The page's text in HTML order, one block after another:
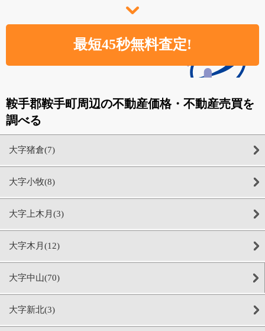
鞍手郡鞍手町周辺の不動産価格・不動産売買を
調べる
大字猪倉(7)
大字小牧(8)
大字上木月(3)
大字木月(12)
大字中山(70)
大字新北(3)